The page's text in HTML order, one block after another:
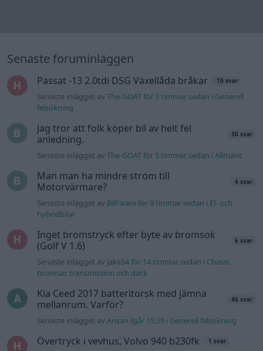
Senaste foruminläggen
Passat -13 2.0tdi DSG Växellåda bråkar 10 svar
Senaste inlägget avThe-GOAT för 3 timmar sedan i Generell
felsökning
Jag tror att folk köper bil av helt fel
anledning.
30 svar
Senaste inlägget avThe-GOAT för 5 timmar sedan iAllmänt
Man man ha mindre ström till
Motorvärmare?
4 svar
Senaste inlägget av BilFixare för 9 timmar sedan i El- och
hybridbilar
Inget bromstryck efter byte av bromsok
(Golf V 1.6)
6 svar
Senaste inlägget av jaka54 för 14 timmar sedan i Chassi,
bromsar, transmission och däck
Kia Ceed 2017 batteritorsk med jämna
mellanrum. Varför?
46 svar
Senaste inlägget avAnsan Igår 15:29 i Generell felsökning
Övertryck i vevhus, Volvo 940 b230fk 1 svar